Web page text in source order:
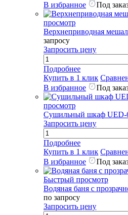
В избранное
Под
просмотр
Верхнеприводная
запросу
Запросить цену
Подробнее
Купить в 1 клик
В избранное
Под
просмотр
Сушильный шкаф UED-
Запросить цену
Подробнее
Купить в 1 клик
В избранное
Под
Быстрый просмотр
Водяная баня с
по запросу
Запросить цену